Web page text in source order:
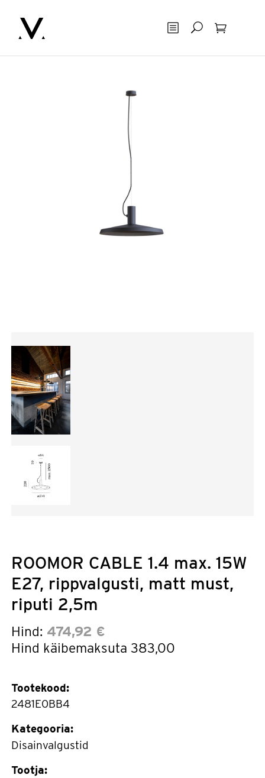
OtsingOstukorv
ROOMOR CABLE 1.4 max. 15W
E27, rippvalgusti, matt must,
riputi 2,5m
Hind: 474,92 €
Hind käibemaksuta 383,00
Tootekood:
2481E0BB4
Kategooria:
Disainvalgustid
Tootja: